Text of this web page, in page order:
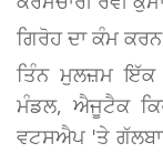
ਗਿਰੋਹ ਦਾ ਕੰਮ
ਤਿੰਨ ਮੁਲਜ਼ਮ ਇੱਕ
ਮੰਡਲ, ਐਜੂਟੈਕ
ਵਟਸਐਪ 'ਤੇ